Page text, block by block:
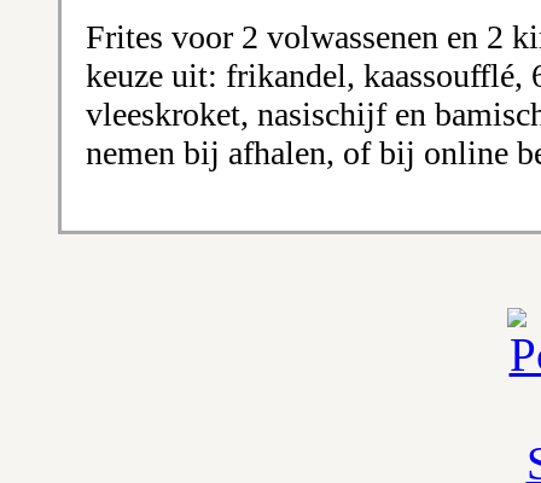
Frites voor 2 volwassenen en 2
keuze uit: frikandel, kaassoufflé,
vleeskroket, nasischijf en
nemen bij afhalen, of bij online